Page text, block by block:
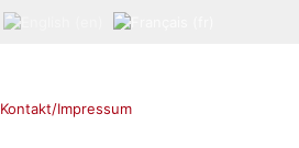
Kontakt/Impressum